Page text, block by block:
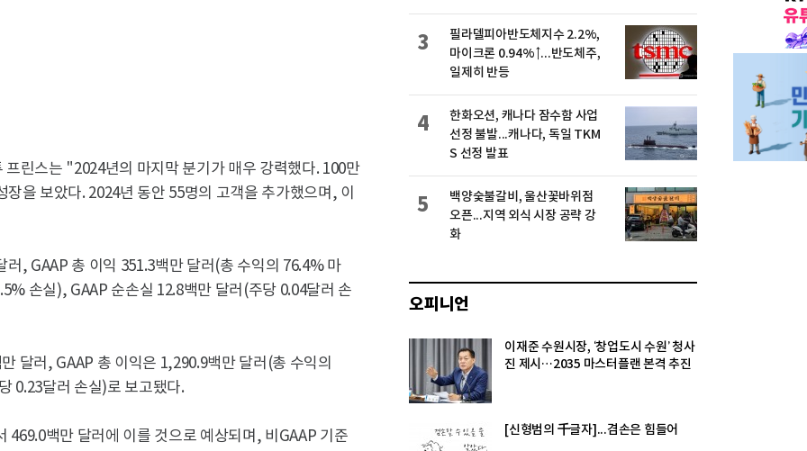
린스는 "2024년의 마지막 분기가 매우 강력했다. 100만
을 보았다. 2024년 동안 55명의 고객을 추가했으며, 이
, GAAP 총 이익 351.3백만 달러(총 수익의 76.4% 마
손실), GAAP 순손실 12.8백만 달러(주당 0.04달러 손
달러, GAAP 총 이익은 1,290.9백만 달러(총 수익의
0.23달러 손실)로 보고됐다.
469.0백만 달러에 이를 것으로 예상되며, 비GAAP 기준
필라델피아반도체지수 2.2%,
마이크론 0.94%↑...반도체주,
일제히 반등
3
한화오션, 캐나다 잠수함 사업
선정 불발...캐나다, 독일 TKM
S 선정 발표
4
백양숯불갈비, 울산꽃바위점
오픈...지역 외식 시장 공략 강
화
5
오피니언
이재준 수원시장, ‘창업도시 수원’ 청사
진 제시…2035 마스터플랜 본격 추진
[신형범의 千글자]...겸손은 힘들어